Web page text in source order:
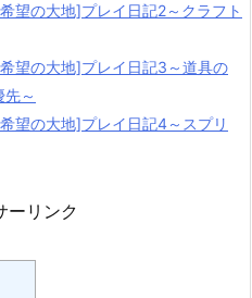
望の大地]プレイ日記2～クラフト
望の大地]プレイ日記3～道具の
～
望の大地]プレイ日記4～スプリ
ーリンク